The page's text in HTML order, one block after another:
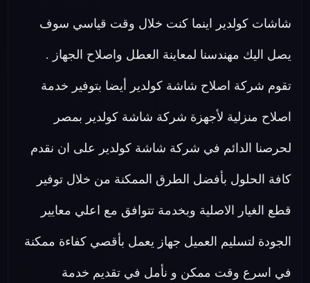
شاشات كولدير اينما كنت خلال وقت قياسي سوف
يصل اليك مهندسنا لمعاينة العطل واصلاح الجهاز .
تقوم شركة اصلاح شاشة كولدير أيضا بتوفير خدمة
اصلاح منزلية لأجهزة شركة شاشة كولدير بمصر
لحرصنا الدائم في شركة شاشة كولدير على ان نقدم
كافة الحلول بأفضل الطرق الممكنة من خلال توفير
قطع الغيار الاصلية وبخدمة تتوافق مع اعلي معايير
الجودة لتسليم العميل جهاز يعمل بأقصي كفاءة ممكنة
في اسرع وقت ممكن و نأمل في تقديم خدمة